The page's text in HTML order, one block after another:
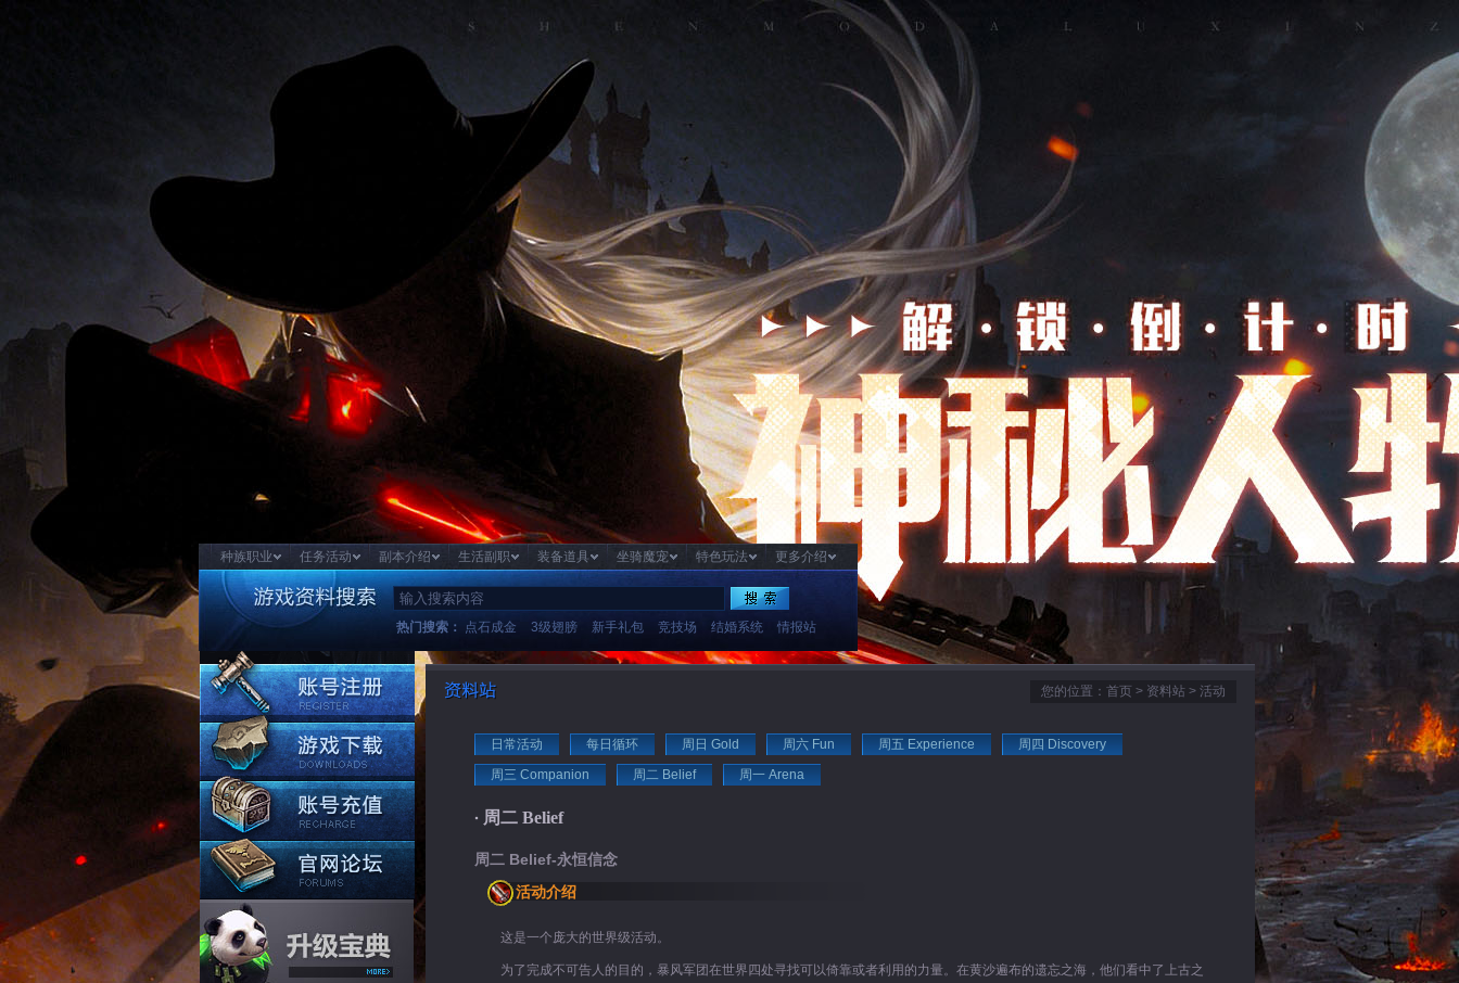
种族职业 任务活动 副本介绍 生活副职 装备道具 坐骑魔宠 特色玩法 更多介绍
热门搜索： 点石成金 3级翅膀 新手礼包 竞技场 结婚系统 情报站
您的位置： 首页 > 资料站 > 活动
日常活动 每日循环 周日 Gold 周六 Fun 周五 Experience
周四 Discovery
周三 Companion
周二 Belief 周一 Arena
周二 Belief
周二 Belief-永恒信念
活动介绍
这是一个庞大的世界级活动。
为了完成不可告人的目的，暴风军团在世界四处寻找可以倚靠或者利用的力量。在黄沙遍布的遗忘之海，他们看中了上古之